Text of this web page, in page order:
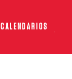
CALENDARIOS